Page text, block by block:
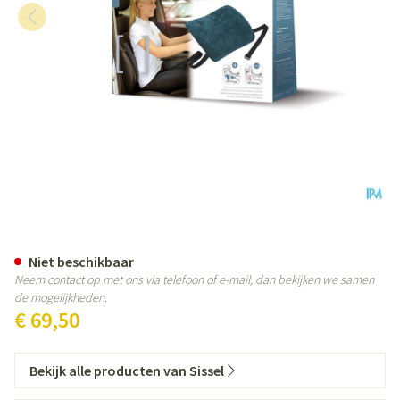
€ 69,50
Niet beschikbaar
Neem contact op met ons via telefoon of e-mail, dan bekijken we samen
de mogelijkheden.
Bekijk alle producten van Sissel